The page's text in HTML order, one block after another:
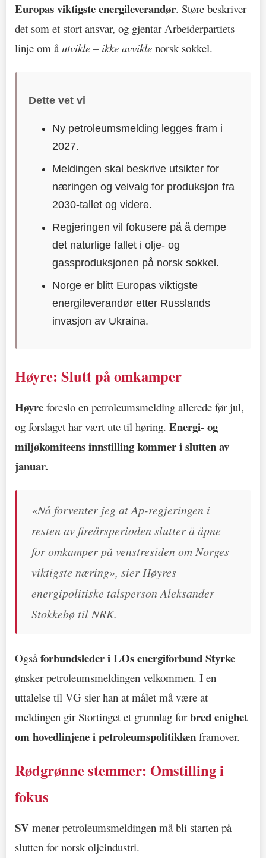
Europas viktigste energileverandør. Støre beskriver
det som et stort ansvar, og gjentar Arbeiderpartiets
linje om åutvikle – ikke avvikle norsk sokkel.
Dette vet vi
Ny petroleumsmelding legges fram i
2027.
Meldingen skal beskrive utsikter for
næringen og veivalg for produksjon fra
2030-tallet og videre.
Regjeringen vil fokusere på å dempe
det naturlige fallet i olje- og
gassproduksjonen på norsk sokkel.
Norge er blitt Europas viktigste
energileverandør etter Russlands
invasjon av Ukraina.
Høyre: Slutt på omkamper
Høyre foreslo en petroleumsmelding allerede før jul,
og forslaget har vært ute til høring. Energi- og
miljøkomiteens innstilling kommer i slutten av
januar.
«Nå forventer jeg at Ap-regjeringen i
resten av fireårsperioden slutter å åpne
for omkamper på venstresiden om Norges
viktigste næring», sier Høyres
energipolitiske talsperson Aleksander
Stokkebø til NRK.
Ogsåforbundsleder i LOs energiforbund Styrke
ønsker petroleumsmeldingen velkommen. I en
uttalelse til VG sier han at målet må være at
meldingen gir Stortinget et grunnlag forbred enighet
om hovedlinjene i petroleumspolitikken framover.
Rødgrønne stemmer: Omstilling i
fokus
SV mener petroleumsmeldingen må bli starten på
slutten for norsk oljeindustri.